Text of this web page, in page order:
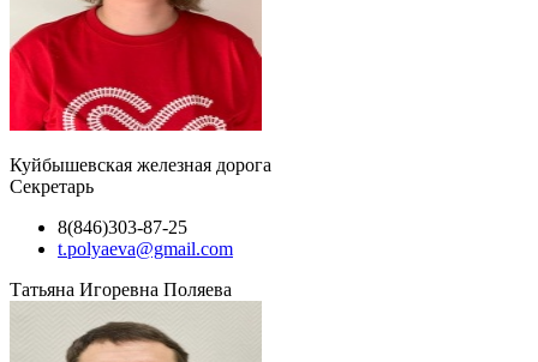
Куйбышевская железная дорога
Секретарь
8(846)303-87-25
t.polyaeva@gmail.com
Татьяна Игоревна Поляева